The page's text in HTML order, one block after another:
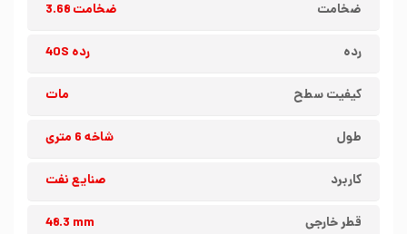
ضخامت ضخامت 3.68
رده رده 40S
کیفیت سطح مات
طول شاخه 6 متری
کاربرد صنایع نفت
قطر خارجی 48.3 mm